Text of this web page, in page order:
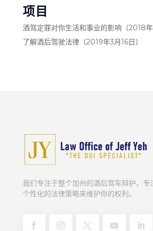
项目
酒驾定罪对你生活和事业的影响（2018年
了解酒后驾驶法律（2019年3月16日）
我们专注于整个加州的酒后驾车辩护，专
个性化的法律策略来维护你的权利。